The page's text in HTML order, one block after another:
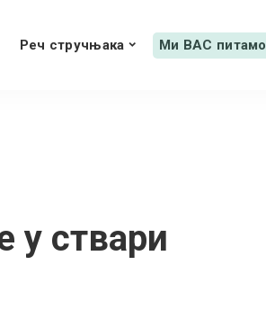
Реч стручњака Ми ВАС питамо
у ствари